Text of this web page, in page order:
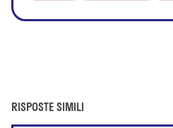
RISPOSTE SIMILI